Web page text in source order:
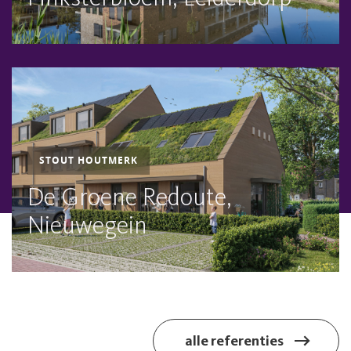
STOUT HOUTMERK
De Groene Redoute,
Nieuwegein
alle referenties